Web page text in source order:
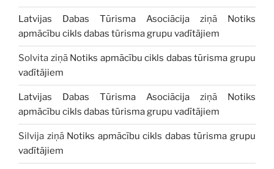
Latvijas Dabas Tūrisma Asociācija ziņā Notiks
apmācību cikls dabas tūrisma grupu vadītājiem
Solvita ziņā Notiks apmācību cikls dabas tūrisma grupu
vadītājiem
Latvijas Dabas Tūrisma Asociācija ziņā Notiks
apmācību cikls dabas tūrisma grupu vadītājiem
Silvija ziņā Notiks apmācību cikls dabas tūrisma grupu
vadītājiem